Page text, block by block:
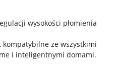
wysokości płomienia
kompatybilne ze wszystkimi
i inteligentnymi domami.